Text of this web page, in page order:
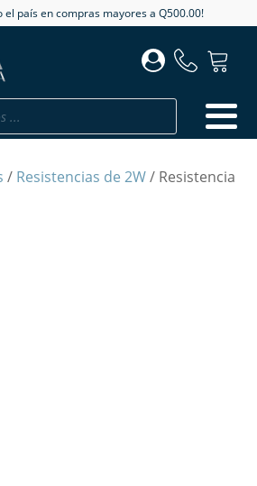
el país en compras mayores a Q500.00!
/ Resistencias de 2W/ Resistencia